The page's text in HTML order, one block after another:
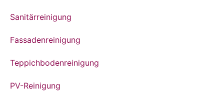
Sanitärreinigung
Fassadenreinigung
Teppichboden­reinigung
PV-Reinigung